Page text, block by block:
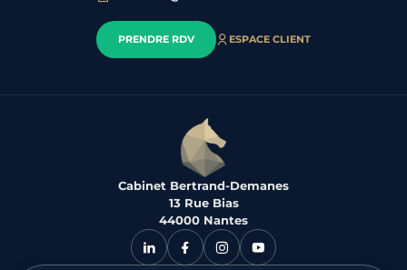
PRENDRE RDV ESPACE CLIENT
Cabinet Bertrand-Demanes
13 Rue Bias
44000 Nantes